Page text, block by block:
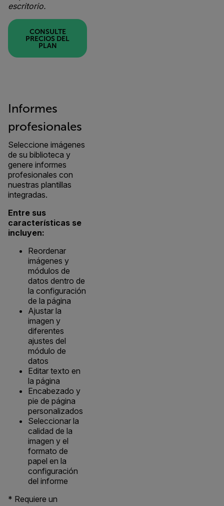
escritorio.
CONSULTE
PRECIOS DEL
PLAN
Informes
profesionales
Seleccione imágenes
de su biblioteca y
genere informes
profesionales con
nuestras plantillas
integradas.
Entre sus
características se
incluyen:
Reordenar
imágenes y
módulos de
datos dentro de
la configuración
de la página
Ajustar la
imagen y
diferentes
ajustes del
módulo de
datos
Editar texto en
la página
Encabezado y
pie de página
personalizados
Seleccionar la
calidad de la
imagen y el
formato de
papel en la
configuración
del informe
* Requiere un